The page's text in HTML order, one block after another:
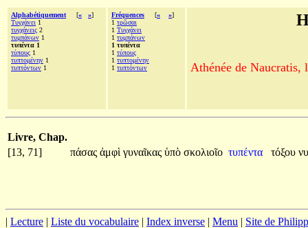
Alphabétiquement [« »]
Τυγχάνει 1
τυγχάνεις 2
τυμπάνων 1
τυπέντα 1
τύπους 1
τυπτομένην 1
τυπτόντων 1
Fréquences [« »]
1 τρῶσαι
1 Τυγχάνει
1 τυμπάνων
1 τυπέντα
1 τύπους
1 τυπτομένην
1 τυπτόντων Athénée de Naucratis,
Livre, Chap.
[13, 71]
πάσας ἀμφὶ γυναῖκας ὑπὸ σκολιοῖο τυπέντα τόξου
| Lecture | Liste du vocabulaire | Index inverse | Menu | Site de